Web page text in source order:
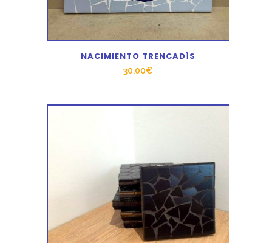
NACIMIENTO TRENCADÍS
30,00€